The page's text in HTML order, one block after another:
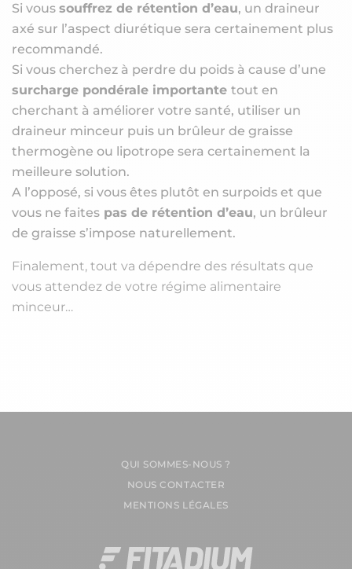
Si vous souffrez de rétention d’eau, un draineur
axé sur l’aspect diurétique sera certainement plus
recommandé.
Si vous cherchez à perdre du poids à cause d’une
surcharge pondérale importante tout en
cherchant à améliorer votre santé, utiliser un
draineur minceur puis un brûleur de graisse
thermogène ou lipotrope sera certainement la
meilleure solution.
A l’opposé, si vous êtes plutôt en surpoids et que
vous ne faites pas de rétention d’eau, un brûleur
de graisse s’impose naturellement.
Finalement, tout va dépendre des résultats que
vous attendez de votre régime alimentaire
minceur…
QUI SOMMES-NOUS ?
NOUS CONTACTER
MENTIONS LÉGALES